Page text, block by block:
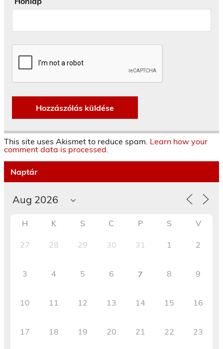
This site uses Akismet to reduce spam. Learn how your
comment data is processed.
Naptár
H K S C P S V
27 28 29 30 31 1 2
3 4 5 6 7 8 9
10 11 12 13 14 15 16
17 18 19 20 21 22 23